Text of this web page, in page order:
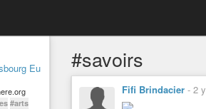
Eu
#arts
#savoirs
Fifi Brindacier - 2